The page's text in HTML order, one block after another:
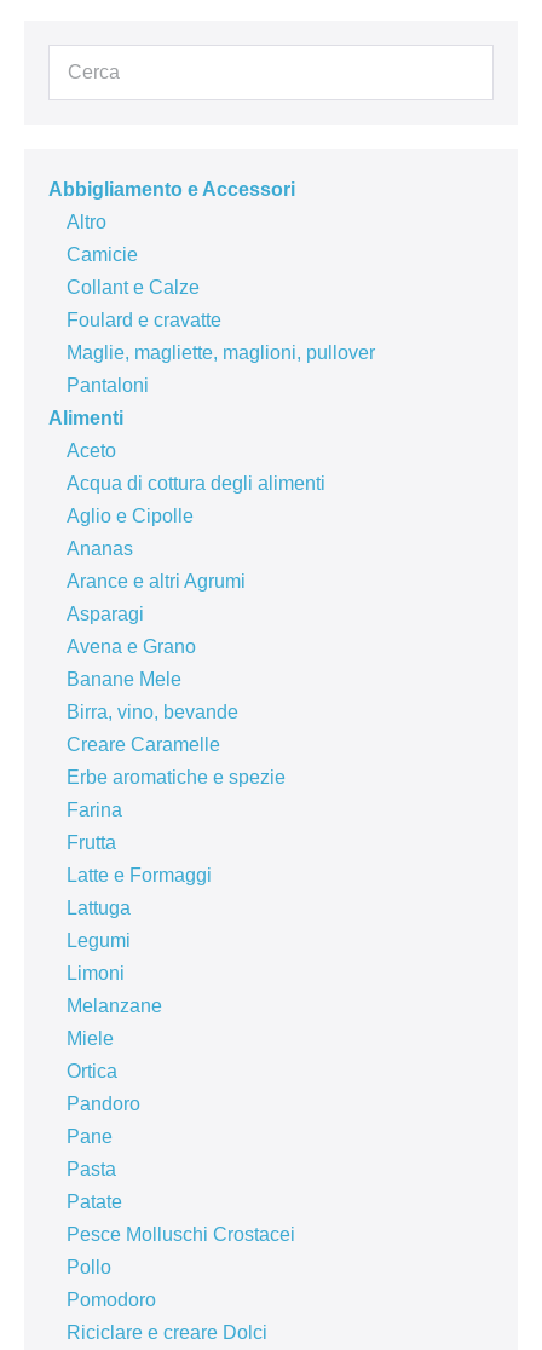
Abbigliamento e Accessori
Altro
Camicie
Collant e Calze
Foulard e cravatte
Maglie, magliette, maglioni, pullover
Pantaloni
Alimenti
Aceto
Acqua di cottura degli alimenti
Aglio e Cipolle
Ananas
Arance e altri Agrumi
Asparagi
Avena e Grano
Banane Mele
Birra, vino, bevande
Creare Caramelle
Erbe aromatiche e spezie
Farina
Frutta
Latte e Formaggi
Lattuga
Legumi
Limoni
Melanzane
Miele
Ortica
Pandoro
Pane
Pasta
Patate
Pesce Molluschi Crostacei
Pollo
Pomodoro
Riciclare e creare Dolci